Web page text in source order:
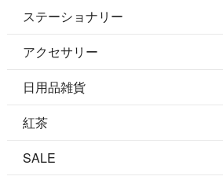
ステーショナリー
アクセサリー
日用品雑貨
紅茶
SALE